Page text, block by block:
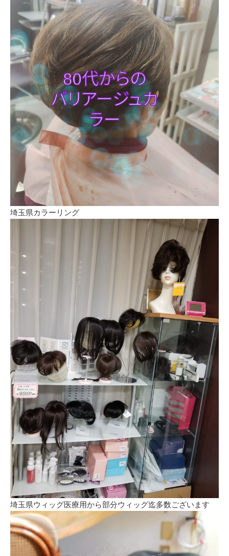
埼玉県カラーリング
埼玉県ウィッグ医療用から部分ウィッグ迄多数ございます